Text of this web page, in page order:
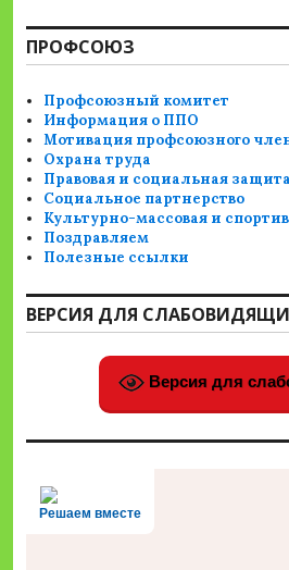
ПРОФСОЮЗ
Профсоюзный комитет
Информация о ППО
Мотивация профсоюзного
Охрана труда
Правовая и социальная защита
Социальное партнерство
Культурно-массовая и
Поздравляем
Полезные ссылки
ВЕРСИЯ ДЛЯ
Версия для
Решаем вместе